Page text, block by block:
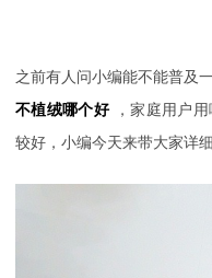
之前有人问小编能不能普及
不植绒哪个好
，家庭用户
较好，小编今天来带大家详